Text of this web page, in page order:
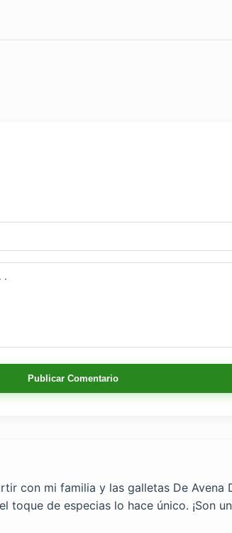
Publicar Comentario
con mi familia y las galletas De Avena
de especias lo hace único. ¡Son